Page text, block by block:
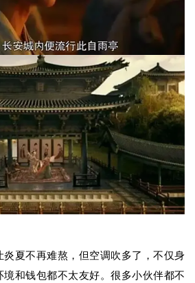
夏不再难熬，但空调吹多了，不仅身
和钱包都不太友好。很多小伙伴都不